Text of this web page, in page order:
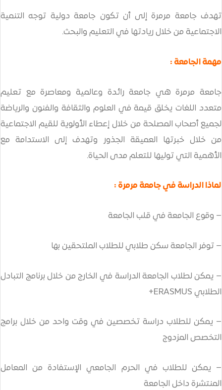
إلى أن تكون جامعة دولية توجه التنمية
ريادتها في التعليم والبحث.
رائدة وعالمية ومعاصرة مع تعليم
قيمة في العلوم والثقافة والفنون والرياضة
من خلال إعطاء الأولوية للقيم الاجتماعية
الجذور وتهدف إلى الاستدامة مع
للتعلم مدى الحياة.
مرمرة :
قلب الجامعة
طلابي للطلاب الملتحقين بها
الدراسة في الخارج من خلال برنامج التبادل
تخصصين في وقت واحد من خلال برامج
الحرم الجامعي الإستفادة من المعامل